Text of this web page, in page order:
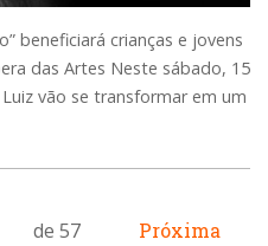
beneficiará crianças e jovens
das Artes Neste sábado, 15
vão se transformar em um
de 57 Próxima